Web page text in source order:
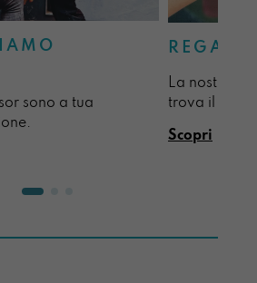
sono a tua
La nostra
trova il
Scopri